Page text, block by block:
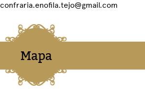
confraria.enofila.tejo@gmail.com
Mapa